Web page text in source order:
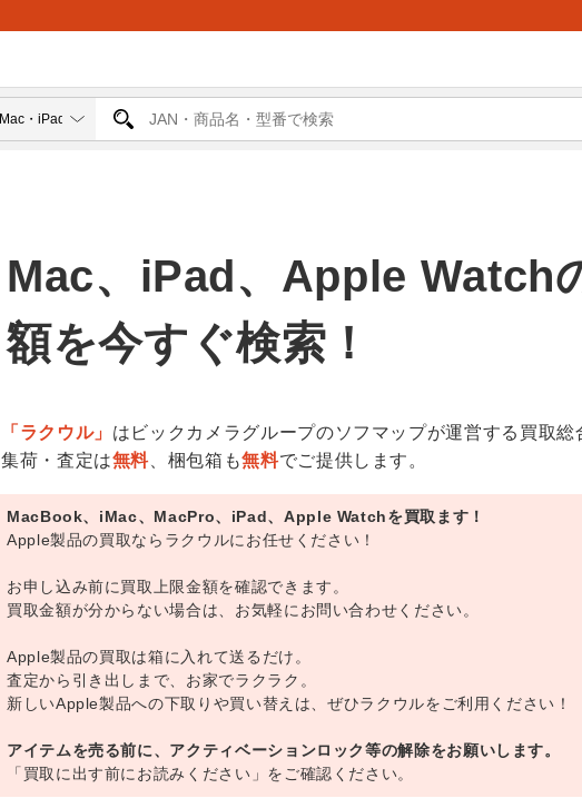
Mac、iPad、Apple Watch
額を今すぐ検索！
「ラクウル」 はビックカメラグループのソフマップが運営する買取総
集荷・査定は無料 、梱包箱も無料でご提供します。
MacBook、iMac、MacPro、iPad、Apple Watchを買取ます！
Apple製品の買取ならラクウルにお任せください！
お申し込み前に買取上限金額を確認できます。
買取金額が分からない場合は、お気軽にお問い合わせください。
Apple製品の買取は箱に入れて送るだけ。
査定から引き出しまで、お家でラクラク。
新しいApple製品への下取りや買い替えは、ぜひラクウルをご利用ください！
アイテムを売る前に、アクティベーションロック等の解除をお願いします。
「買取に出す前にお読みください」をご確認ください。